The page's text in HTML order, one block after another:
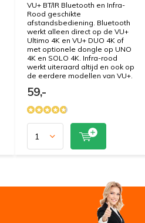
VU+ BT/IR Bluetooth en Infra-
Rood geschikte
afstandsbediening. Bluetooth
werkt alleen direct op de VU+
Ultimo 4K en VU+ DUO 4K of
met optionele dongle op UNO
4K en SOLO 4K. Infra-rood
werkt uiteraard altijd en ook op
de eerdere modellen van VU+.
59,-